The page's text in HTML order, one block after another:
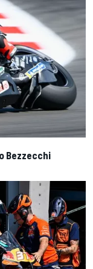
Bezzecchi